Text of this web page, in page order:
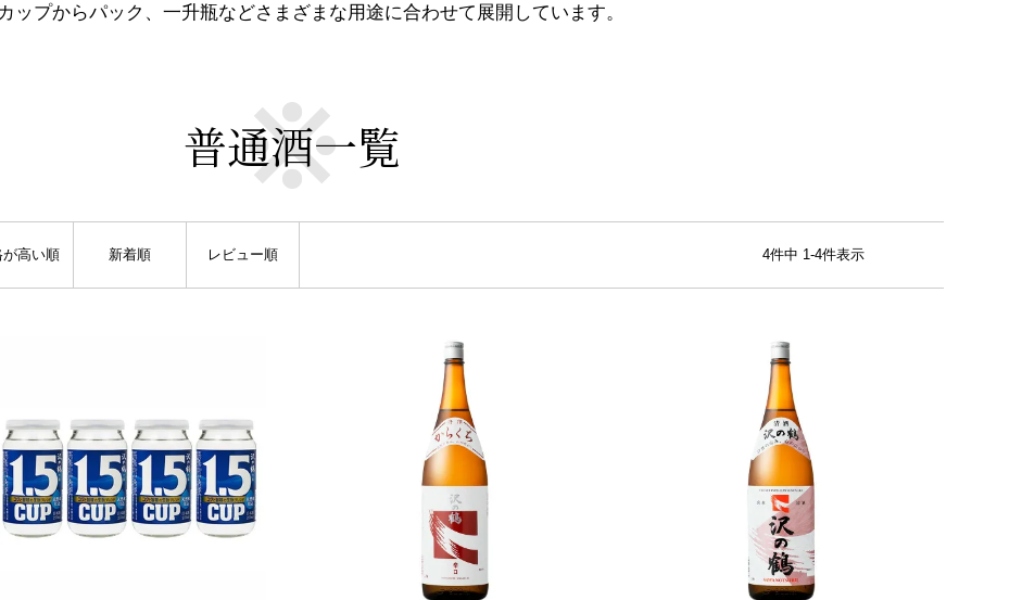
ップからパック、一升瓶などさまざまな用途に合わせて展開しています。
普通酒一覧
が高い順 新着順 レビュー順 4件中 1-4件表示